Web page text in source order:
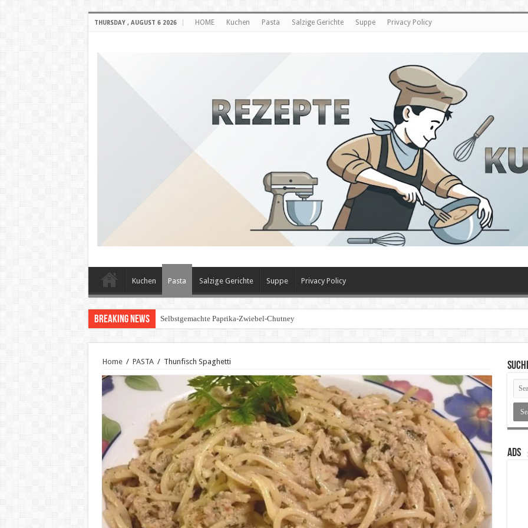
THURSDAY , AUGUST 6 2026 HOME Kuchen Pasta Salzige Gerichte Suppe Privacy Policy
Kuchen Pasta Salzige Gerichte Suppe Privacy Policy
Breaking News Selbstgemachte Paprika-Zwiebel-Chutney
Home / PASTA / Thunfisch Spaghetti
ADS